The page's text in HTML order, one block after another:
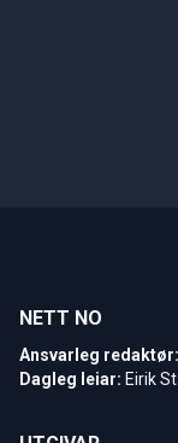
NETT NO
Ansvarleg redaktør:
Dagleg leiar: Eirik